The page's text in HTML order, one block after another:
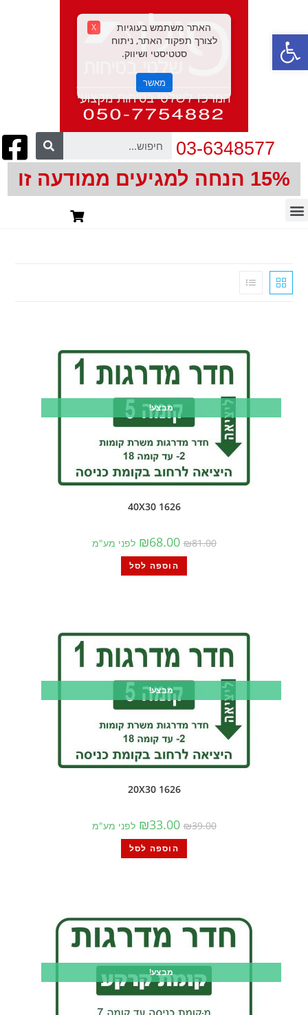
פתח סרגל נגישות
03-6348577
15% הנחה למגיעים ממודעה זו
מבצע!
1626 40X30
₪81.00
₪68.00 לפני מע"מ
הוספה לסל
מבצע!
1626 20X30
₪39.00
₪33.00 לפני מע"מ
הוספה לסל
מבצע!
X
האתר משתמש בעוגיות
לצורך תפקוד האתר, ניתוח
סטטיסטי ושיווק.
מאשר